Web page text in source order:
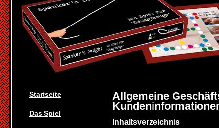
Startseite
Das Spiel
Allgemeine
Inhaltsverzeichnis